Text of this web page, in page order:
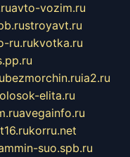
avto-vozim.ru
stroyavt.ru
ru.rukvotka.ru
bezmorchin.ruia2.ru
elita.ru
avegainfo.ru
korru.net
suo.spb.ru